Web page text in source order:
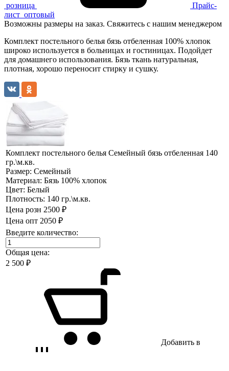
розница
Прайс-
лист оптовый
Возможны размеры на заказ. Свяжитесь с нашим менеджером
Комплект постельного белья бязь отбеленная 100% хлопок
широко используется в больницах и гостиницах. Подойдет
для домашнего использования. Бязь ткань натуральная,
плотная, хорошо переносит стирку и сушку.
Комплект постельного белья Семейный бязь отбеленная 140
гр.\м.кв.
Размер: Семейный
Материал: Бязь 100% хлопок
Цвет: Белый
Плотность: 140 гр.\м.кв.
Цена розн 2500 ₽
Цена опт 2050 ₽
Введите количество:
Общая цена:
2 500 ₽
Добавить в